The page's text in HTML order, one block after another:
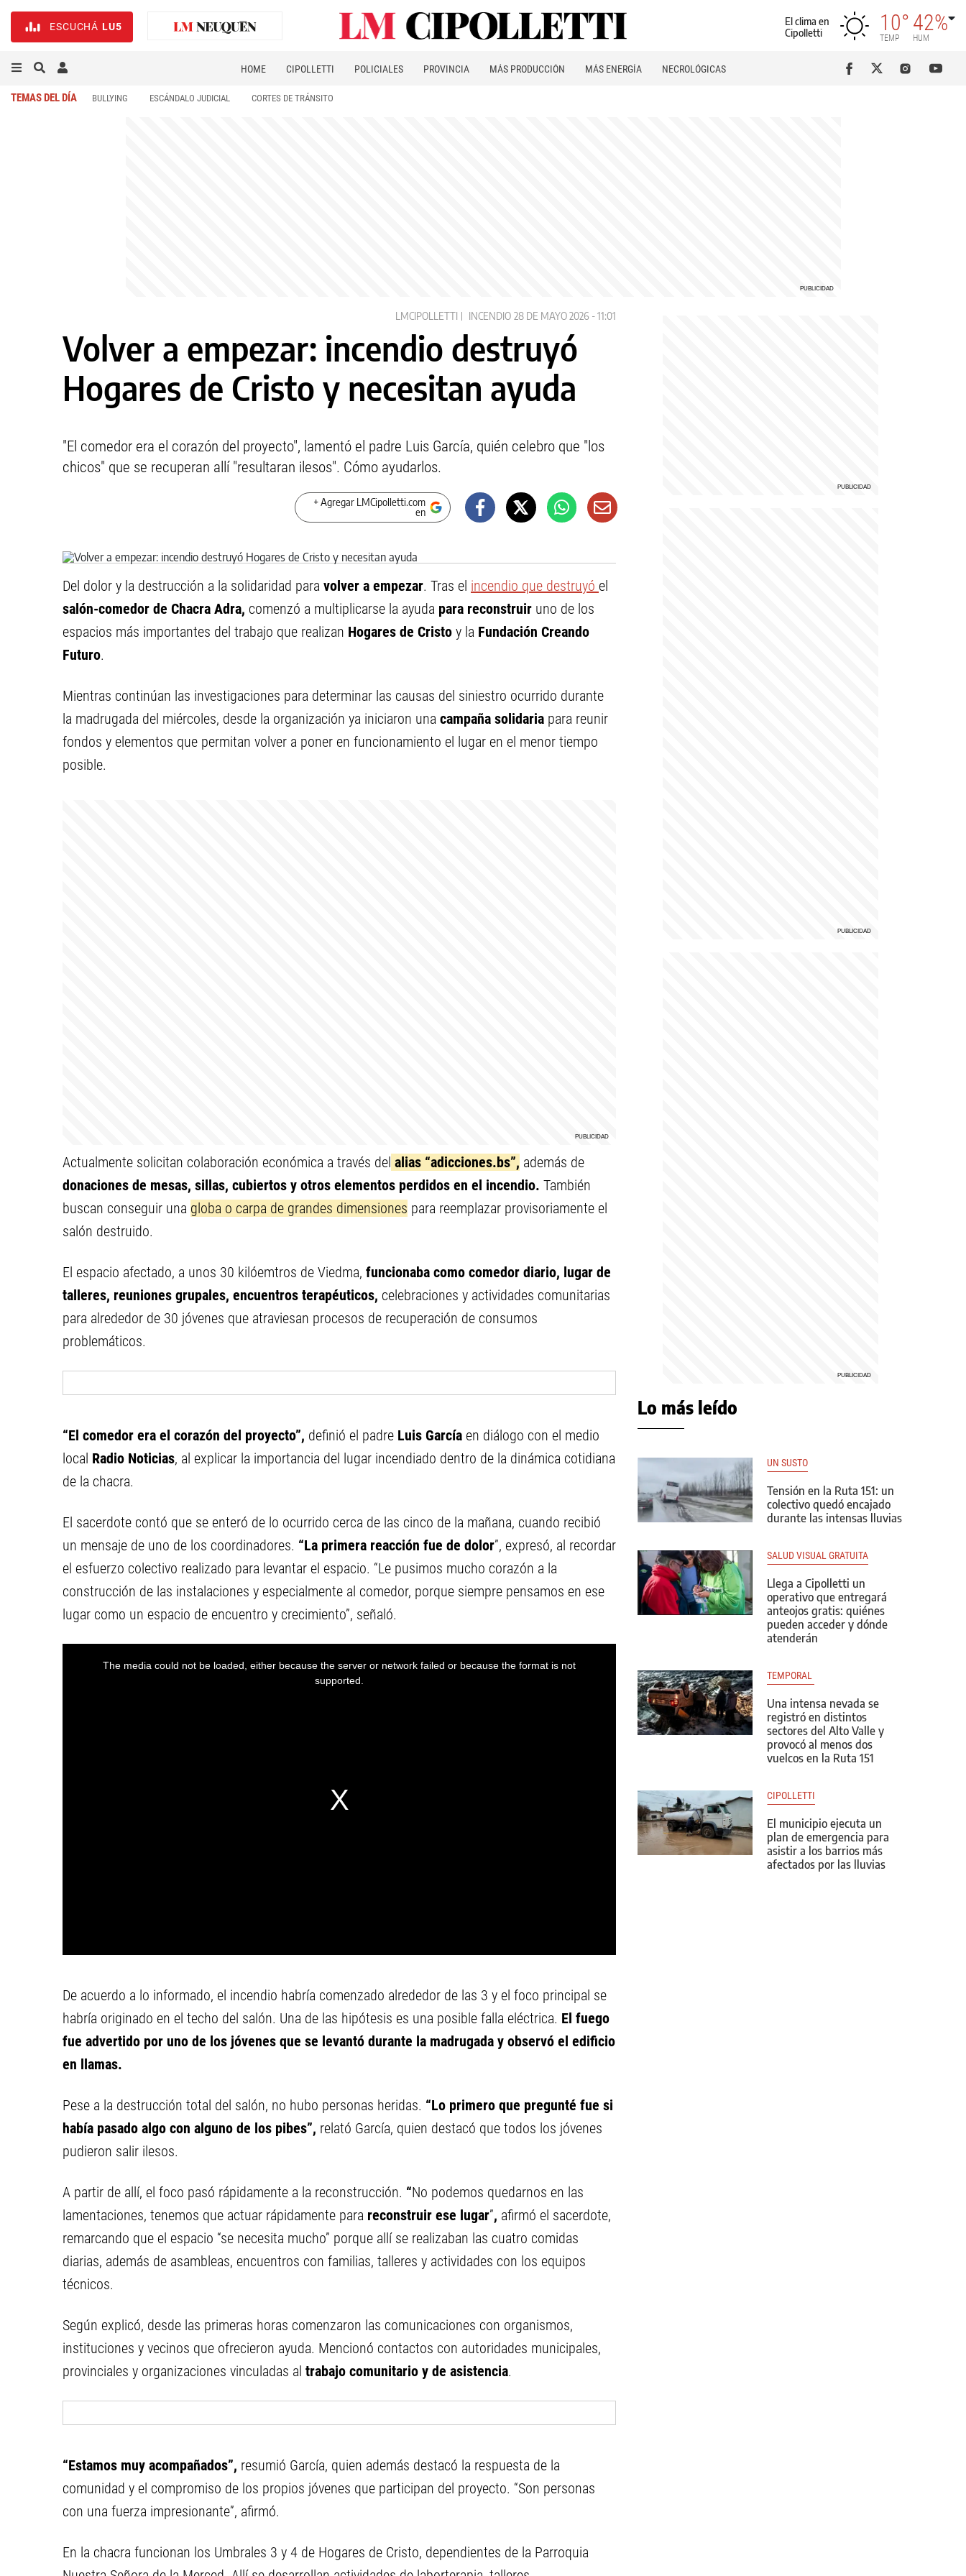
ESCUCHÁ LU5
El clima en
Cipolletti
10°
TEMP
42%
HUM
HOME CIPOLLETTI POLICIALES PROVINCIA MÁS PRODUCCIÓN MÁS ENERGÍA NECROLÓGICAS
TEMAS DEL DÍA BULLYING ESCÁNDALO JUDICIAL CORTES DE TRÁNSITO
LMCIPOLLETTI INCENDIO 28 DE MAYO 2026 - 11:01
Volver a empezar: incendio destruyó
Hogares de Cristo y necesitan ayuda
"El comedor era el corazón del proyecto", lamentó el padre Luis García, quién celebro que "los
chicos" que se recuperan allí "resultaran ilesos". Cómo ayudarlos.
+ Agregar LMCipolletti.com
en
Del dolor y la destrucción a la solidaridad para volver a empezar. Tras el incendio que destruyó el
salón-comedor de Chacra Adra, comenzó a multiplicarse la ayuda para reconstruir uno de los
espacios más importantes del trabajo que realizan Hogares de Cristo y la Fundación Creando
Futuro.
Mientras continúan las investigaciones para determinar las causas del siniestro ocurrido durante
la madrugada del miércoles, desde la organización ya iniciaron una campaña solidaria para reunir
fondos y elementos que permitan volver a poner en funcionamiento el lugar en el menor tiempo
posible.
Actualmente solicitan colaboración económica a través del alias “adicciones.bs”, además de
donaciones de mesas, sillas, cubiertos y otros elementos perdidos en el incendio. También
buscan conseguir una globa o carpa de grandes dimensiones para reemplazar provisoriamente el
salón destruido.
El espacio afectado, a unos 30 kilóemtros de Viedma, funcionaba como comedor diario, lugar de
talleres, reuniones grupales, encuentros terapéuticos, celebraciones y actividades comunitarias
para alrededor de 30 jóvenes que atraviesan procesos de recuperación de consumos
problemáticos.
“El comedor era el corazón del proyecto”, definió el padre Luis García en diálogo con el medio
local Radio Noticias, al explicar la importancia del lugar incendiado dentro de la dinámica cotidiana
de la chacra.
El sacerdote contó que se enteró de lo ocurrido cerca de las cinco de la mañana, cuando recibió
un mensaje de uno de los coordinadores. “La primera reacción fue de dolor”, expresó, al recordar
el esfuerzo colectivo realizado para levantar el espacio. “Le pusimos mucho corazón a la
construcción de las instalaciones y especialmente al comedor, porque siempre pensamos en ese
lugar como un espacio de encuentro y crecimiento”, señaló.
De acuerdo a lo informado, el incendio habría comenzado alrededor de las 3 y el foco principal se
habría originado en el techo del salón. Una de las hipótesis es una posible falla eléctrica. El fuego
fue advertido por uno de los jóvenes que se levantó durante la madrugada y observó el edificio
en llamas.
Pese a la destrucción total del salón, no hubo personas heridas. “Lo primero que pregunté fue si
había pasado algo con alguno de los pibes”, relató García, quien destacó que todos los jóvenes
pudieron salir ilesos.
A partir de allí, el foco pasó rápidamente a la reconstrucción. “No podemos quedarnos en las
lamentaciones, tenemos que actuar rápidamente para reconstruir ese lugar”, afirmó el sacerdote,
remarcando que el espacio “se necesita mucho” porque allí se realizaban las cuatro comidas
diarias, además de asambleas, encuentros con familias, talleres y actividades con los equipos
técnicos.
Según explicó, desde las primeras horas comenzaron las comunicaciones con organismos,
instituciones y vecinos que ofrecieron ayuda. Mencionó contactos con autoridades municipales,
provinciales y organizaciones vinculadas al trabajo comunitario y de asistencia.
“Estamos muy acompañados”, resumió García, quien además destacó la respuesta de la
comunidad y el compromiso de los propios jóvenes que participan del proyecto. “Son personas
con una fuerza impresionante”, afirmó.
En la chacra funcionan los Umbrales 3 y 4 de Hogares de Cristo, dependientes de la Parroquia
Lo más leído
UN SUSTO
Tensión en la Ruta 151: un
colectivo quedó encajado
durante las intensas lluvias
SALUD VISUAL GRATUITA
Llega a Cipolletti un
operativo que entregará
anteojos gratis: quiénes
pueden acceder y dónde
atenderán
TEMPORAL
Una intensa nevada se
registró en distintos
sectores del Alto Valle y
provocó al menos dos
vuelcos en la Ruta 151
CIPOLLETTI
El municipio ejecuta un
plan de emergencia para
asistir a los barrios más
afectados por las lluvias